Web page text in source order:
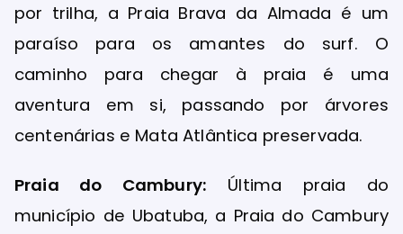
por trilha, a Praia Brava da Almada é um
paraíso para os amantes do surf. O
caminho para chegar à praia é uma
aventura em si, passando por árvores
centenárias e Mata Atlântica preservada.
Praia do Cambury: Última praia do
município de Ubatuba, a Praia do Cambury